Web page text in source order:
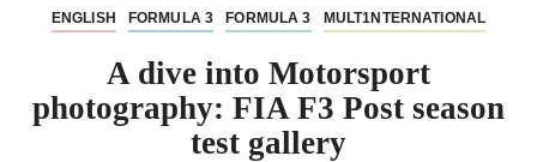
ENGLISH FORMULA 3 FORMULA 3 MULT1NTERNATIONAL
A dive into Motorsport
photography: FIA F3 Post season
test gallery